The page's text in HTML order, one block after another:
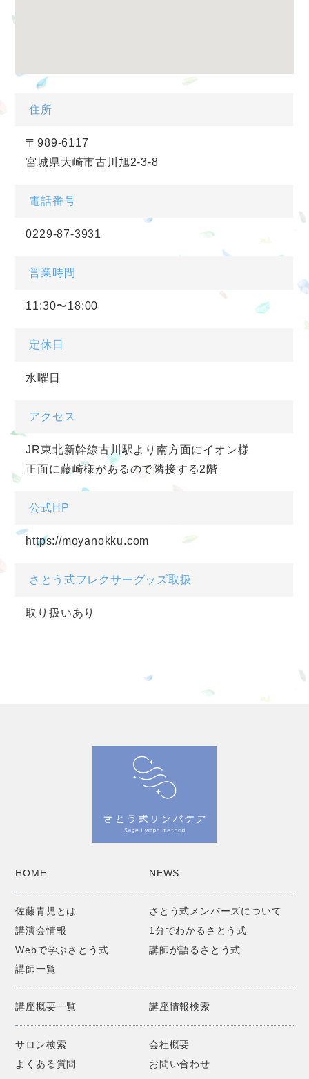
住所
〒989-6117
宮城県大崎市古川旭2-3-8
電話番号
0229-87-3931
営業時間
11:30〜18:00
定休日
水曜日
アクセス
JR東北新幹線古川駅より南方面にイオン様
正面に藤崎様があるので隣接する2階
公式HP
https://moyanokku.com
さとう式フレクサーグッズ取扱
取り扱いあり
HOME NEWS
佐藤青児とは
さとう式メンバーズについて
講演会情報
1分でわかるさとう式
Webで学ぶさとう式
講師が語るさとう式
講師一覧
講座概要一覧 講座情報検索
サロン検索
会社概要
よくある質問
お問い合わせ